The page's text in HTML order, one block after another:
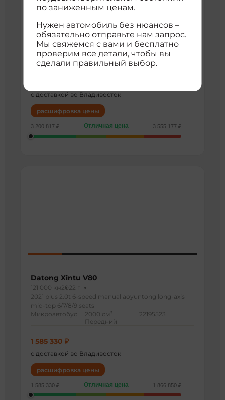
Datong Maxus G10
120 000 км 2016 г
2015 2.0t automatic commemorative edition
Минивэн
2000 см3
Задний
22055140
с доставкой во Владивосток
расшифровка цены
3 200 817 ₽ Отличная цена 3 555 177 ₽
Datong Xintu V80
121 000 км2022 г
2021 plus 2.0t 6-speed manual aoyuntong long-axis
mid-top 6/7/8/9 seats
Микроавтобус
2000 см 3
Передний
22195523
1 585 330 ₽
с доставкой во Владивосток
расшифровка цены
1 585 330 ₽ Отличная цена 1 866 850 ₽
по заниженным ценам.
Нужен автомобиль без нюансов –
обязательно отправьте нам запрос.
Мы свяжемся с вами и бесплатно
проверим все детали, чтобы вы
сделали правильный выбор.